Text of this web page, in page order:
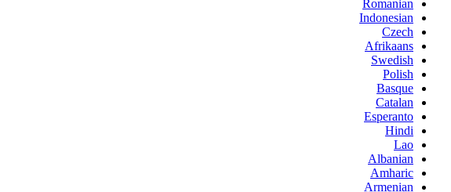
Romanian
Indonesian
Czech
Afrikaans
Swedish
Polish
Basque
Catalan
Esperanto
Hindi
Lao
Albanian
Amharic
Armenian